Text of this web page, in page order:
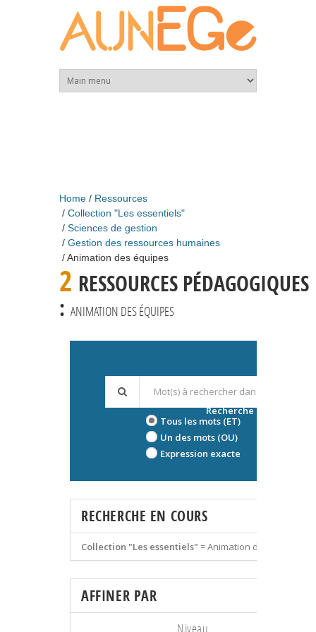
Home
Ressources
Collection "Les essentiels"
Sciences de gestion
Gestion des ressources humaines
Animation des équipes
2 RESSOURCES PÉDAGOGIQUES
: ANIMATION DES ÉQUIPES
Tous les mots (ET)
Un des mots (OU)
Expression exacte
Recherche avancée
RECHERCHE EN COURS
Collection "Les essentiels" =Animation des équipes
AFFINER PAR
Niveau